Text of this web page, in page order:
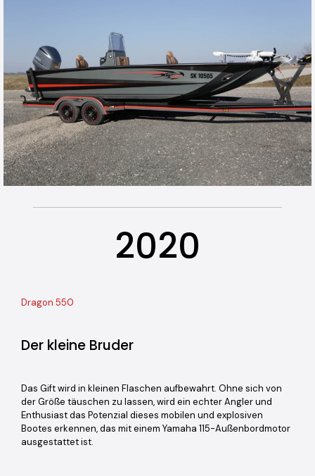
2020
Dragon 550
Der kleine Bruder
Das Gift wird in kleinen Flaschen aufbewahrt. Ohne sich von
der Größe täuschen zu lassen, wird ein echter Angler und
Enthusiast das Potenzial dieses mobilen und explosiven
Bootes erkennen, das mit einem Yamaha 115-Außenbordmotor
ausgestattet ist.